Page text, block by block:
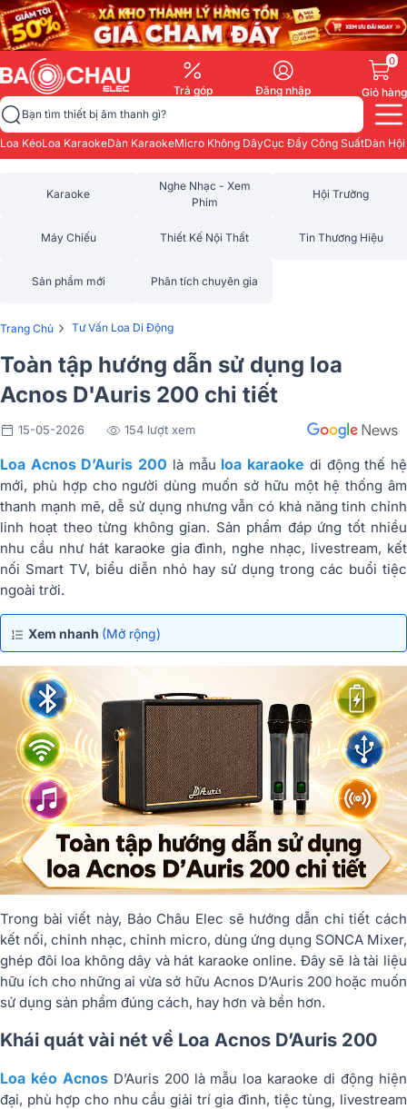
Trả góp Đăng nhập
0
Giỏ hàng
Bạn tìm thiết bị âm thanh gì?
Loa KéoLoa KaraokeDàn KaraokeMicro Không DâyCục Đẩy Công SuấtDàn
Karaoke
Nghe Nhạc - Xem
Phim
Hội Trường
Máy Chiếu Thiết Kế Nội Thất Tin Thương Hiệu
Sản phẩm mới Phân tích chuyên gia
Trang Chủ › Tư Vấn Loa Di Động
Toàn tập hướng dẫn sử dụng loa
Acnos D'Auris 200 chi tiết
15-05-2026 154 lượt xem
Loa Acnos D’Auris 200 là mẫu loa karaoke di động thế hệ
mới, phù hợp cho người dùng muốn sở hữu một hệ thống âm
thanh mạnh mẽ, dễ sử dụng nhưng vẫn có khả năng tinh chỉnh
linh hoạt theo từng không gian. Sản phẩm đáp ứng tốt nhiều
nhu cầu như hát karaoke gia đình, nghe nhạc, livestream, kết
nối Smart TV, biểu diễn nhỏ hay sử dụng trong các buổi tiệc
ngoài trời.
Xem nhanh (Mở rộng)
Trong bài viết này, Bảo Châu Elec sẽ hướng dẫn chi tiết cách
kết nối, chỉnh nhạc, chỉnh micro, dùng ứng dụng SONCA Mixer,
ghép đôi loa không dây và hát karaoke online. Đây sẽ là tài liệu
hữu ích cho những ai vừa sở hữu Acnos D’Auris 200 hoặc muốn
sử dụng sản phẩm đúng cách, hay hơn và bền hơn.
Khái quát vài nét về Loa Acnos D’Auris 200
Loa kéo AcnosD’Auris 200 là mẫu loa karaoke di động hiện
đại, phù hợp cho nhu cầu giải trí gia đình, tiệc tùng, livestream